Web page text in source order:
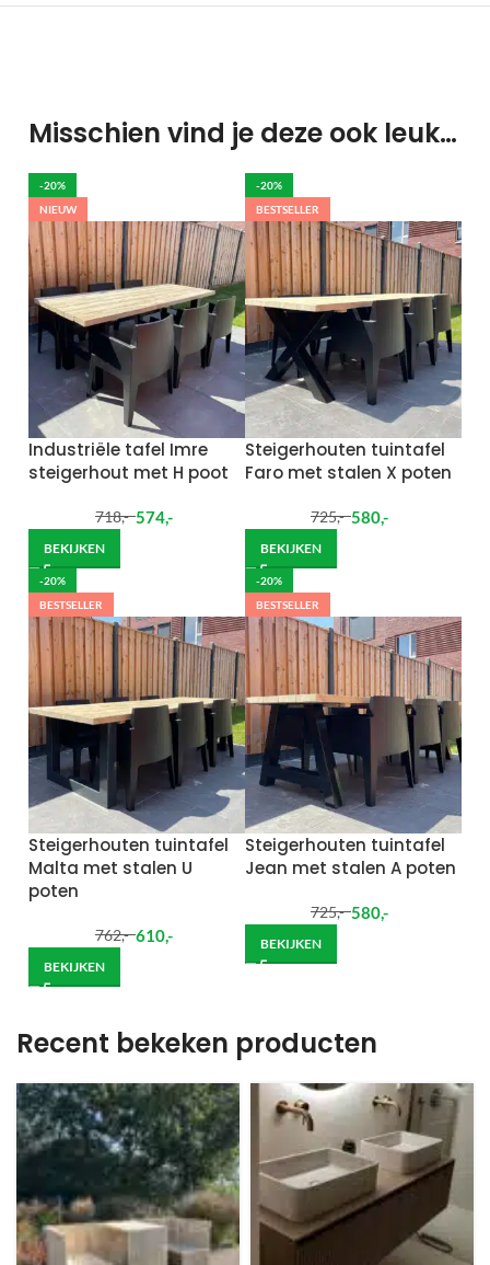
Misschien vind je deze ook leuk…
-20%
NIEUW
Industriële tafel Imre
steigerhout met H poot
718,- 574,-
BEKIJKEN
-20%
BESTSELLER
Steigerhouten tuintafel
Faro met stalen X poten
725,- 580,-
BEKIJKEN
-20%
BESTSELLER
Steigerhouten tuintafel
Malta met stalen U
poten
762,- 610,-
BEKIJKEN
-20%
BESTSELLER
Steigerhouten tuintafel
Jean met stalen A poten
725,- 580,-
BEKIJKEN
Recent bekeken producten